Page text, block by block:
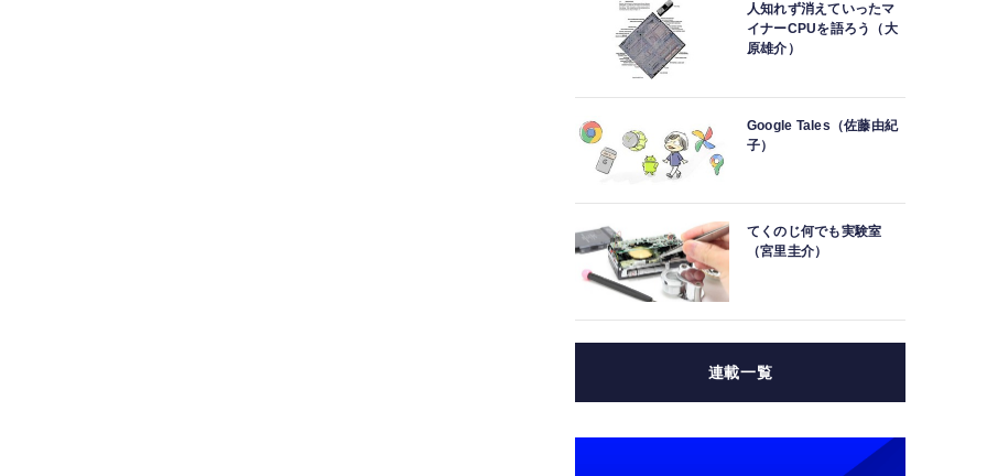
人知れず消えていったマ
イナーCPUを語ろう（大
原雄介）
Google Tales（佐藤由紀
子）
てくのじ何でも実験室
（宮里圭介）
連載一覧